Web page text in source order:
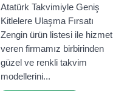
Atatürk Takvimiyle Geniş
Kitlelere Ulaşma Fırsatı
Zengin ürün listesi ile hizmet
veren firmamız birbirinden
güzel ve renkli takvim
modellerini...